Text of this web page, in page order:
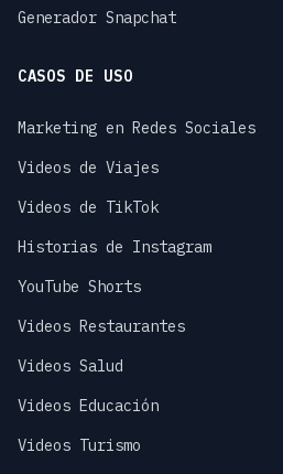
Generador Snapchat
CASOS DE USO
Marketing en Redes Sociales
Videos de Viajes
Videos de TikTok
Historias de Instagram
YouTube Shorts
Videos Restaurantes
Videos Salud
Videos Educación
Videos Turismo